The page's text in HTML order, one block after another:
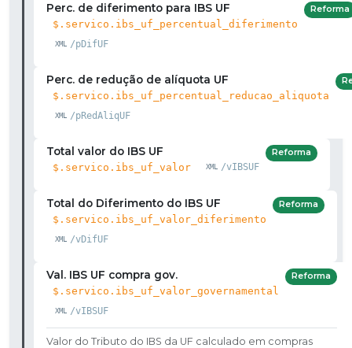
Perc. de diferimento para IBS UF
$.servico.ibs_uf_percentual_diferimento
/pDifUF
Reforma
Perc. de redução de alíquota UF
$.servico.ibs_uf_percentual_reducao_aliquota
/pRedAliqUF
Total valor do IBS UF
$.servico.ibs_uf_valor /vIBSUF
Reforma
Total do Diferimento do IBS UF
$.servico.ibs_uf_valor_diferimento
/vDifUF
Reforma
Val. IBS UF compra gov.
$.servico.ibs_uf_valor_governamental
/vIBSUF
Reforma
Valor do Tributo do IBS da UF calculado em compras